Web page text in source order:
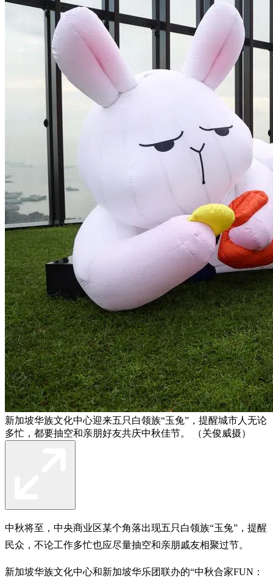
新加坡华族文化中心迎来五只白领族“玉兔”，提醒城市人无论
多忙，都要抽空和亲朋好友共庆中秋佳节。 （关俊威摄）
中秋将至，中央商业区某个角落出现五只白领族“玉兔”，提醒
民众，不论工作多忙也应尽量抽空和亲朋戚友相聚过节。
新加坡华族文化中心和新加坡华乐团联办的“中秋合家FUN：